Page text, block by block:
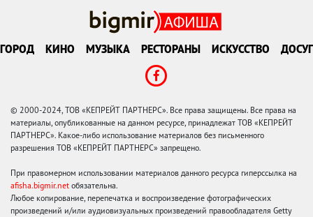
ГОРОД КИНО МУЗЫКА РЕСТОРАНЫ ИСКУССТВО ДОСУГ
© 2000-2024, ТОВ «КЕПРЕЙТ ПАРТНЕРС». Все права защищены. Все права на
материалы, опубликованные на данном ресурсе, принадлежат ТОВ «КЕПРЕЙТ
ПАРТНЕРС». Какое-либо использование материалов без письменного
разрешения ТОВ «КЕПРЕЙТ ПАРТНЕРС» запрещено.
При правомерном использовании материалов данного ресурса гиперссылка на
afisha.bigmir.net обязательна.
Любое копирование, перепечатка и воспроизведение фотографических
произведений и/или аудиовизуальных произведений правообладателя Getty